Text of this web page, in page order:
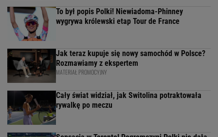
To był popis Polki! Niewiadoma-Phinney
wygrywa królewski etap Tour de France
Jak teraz kupuje się nowy samochód w Polsce?
Rozmawiamy z ekspertem
MATERIAŁ PROMOCYJNY
Cały świat widział, jak Switolina potraktowała
rywalkę po meczu